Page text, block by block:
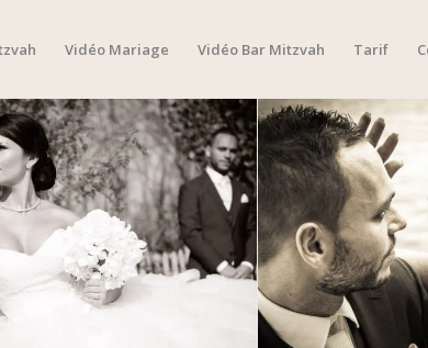
Vidéo Mariage Vidéo Bar Mitzvah Tarif